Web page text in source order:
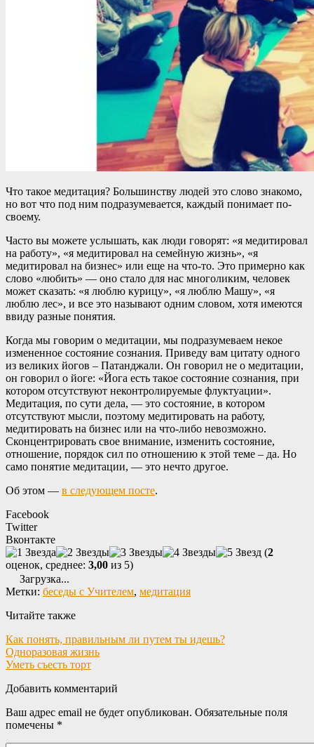
Что такое медитация? Большинству людей это слово знакомо,
но вот что под ним подразумевается, каждый понимает по-
своему.
Часто вы можете услышать, как люди говорят: «я медитировал
на работу», «я медитировал на семейную жизнь», «я
медитировал на бизнес» или еще на что-то. Это примерно как
слово «любить» — оно стало для нас многоликим, человек
может сказать: «я люблю курицу», «я люблю Машу», «я
люблю лес», и все это называют одним словом, хотя имеются
ввиду разные понятия.
Когда мы говорим о медитации, мы подразумеваем некое
измененное состояние сознания. Приведу вам цитату одного
из великих йогов – Патанджали. Он говорил не о медитации,
он говорил о йоге: «Йога есть такое состояние сознания, при
котором отсутствуют неконтролируемые флуктуации».
Медитация, по сути дела, — это состояние, в котором
отсутствуют мысли, поэтому медитировать на работу,
медитировать на бизнес или на что-либо невозможно.
Сконцентрировать свое внимание, изменить состояние,
отношение, порядок сил по отношению к этой теме – да. Но
само понятие медитации, — это нечто другое.
Об этом — в следующем посте.
Facebook
Twitter
Вконтакте
(2
оценок, среднее: 3,00 из 5)
Загрузка...
Метки: беседы с Учителем, медитация
Читайте также
Как понять, правильным ли путем ты идешь?
Одноразовая жизнь
Уметь съесть торт
Добавить комментарий
Ваш адрес email не будет опубликован. Обязательные поля
помечены *